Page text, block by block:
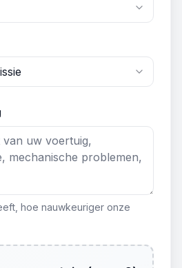
hoe nauwkeuriger onze